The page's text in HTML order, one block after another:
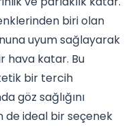
biri olan
uyum sağlayarak
hava katar. Bu
bir tercih
göz sağlığını
de ideal bir seçenek